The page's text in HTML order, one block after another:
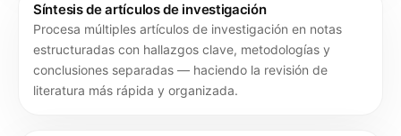
Síntesis de artículos de investigación
Procesa múltiples artículos de investigación en notas
estructuradas con hallazgos clave, metodologías y
conclusiones separadas — haciendo la revisión de
literatura más rápida y organizada.